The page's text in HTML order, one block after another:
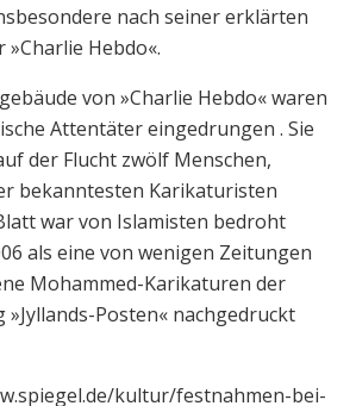
nach seiner erklärten
Hebdo«.
von »Charlie Hebdo« waren
Attentäter eingedrungen . Sie
der Flucht zwölf Menschen,
bekanntesten Karikaturisten
war von Islamisten bedroht
als eine von wenigen Zeitungen
Mohammed-Karikaturen der
»Jyllands-Posten« nachgedruckt
kultur/festnahmen-bei-